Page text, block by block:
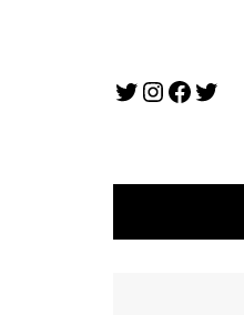
تويترفيسبوك
إنستجرام
تويتر